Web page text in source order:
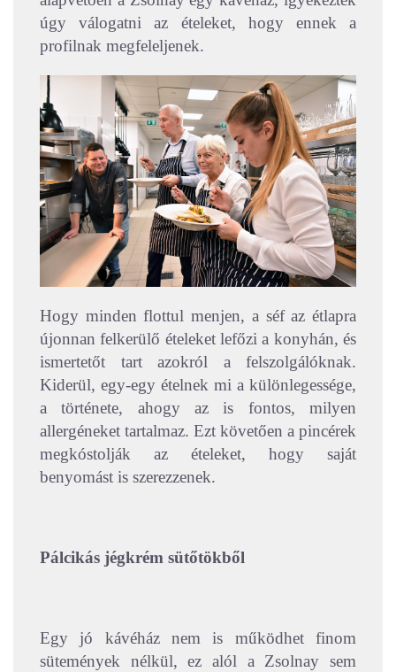
úgy válogatni az ételeket, hogy ennek a
profilnak megfeleljenek.
Hogy minden flottul menjen, a séf az étlapra
újonnan felkerülő ételeket lefőzi a konyhán, és
ismertetőt tart azokról a felszolgálóknak.
Kiderül, egy-egy ételnek mi a különlegessége,
a története, ahogy az is fontos, milyen
allergéneket tartalmaz. Ezt követően a pincérek
megkóstolják az ételeket, hogy saját
benyomást is szerezzenek.
Pálcikás jégkrém sütőtökből
Egy jó kávéház nem is működhet finom
sütemények nélkül, ez alól a Zsolnay sem